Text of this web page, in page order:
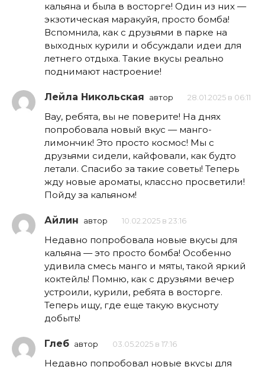
кальяна и была в восторге! Один из них —
экзотическая маракуйя, просто бомба!
Вспомнила, как с друзьями в парке на
выходных курили и обсуждали идеи для
летнего отдыха. Такие вкусы реально
поднимают настроение!
Лейла Никольская автор 28.01.2025 в 06:11
Вау, ребята, вы не поверите! На днях
попробовала новый вкус — манго-
лимончик! Это просто космос! Мы с
друзьями сидели, кайфовали, как будто
летали. Спасибо за такие советы! Теперь
жду новые ароматы, классно просветили!
Пойду за кальяном!
Айлин автор 10.02.2025 в 23:16
Недавно попробовала новые вкусы для
кальяна — это просто бомба! Особенно
удивила смесь манго и мяты, такой яркий
коктейль! Помню, как с друзьями вечер
устроили, курили, ребята в восторге.
Теперь ищу, где еще такую вкусноту
добыть!
Глеб автор 03.05.2025 в 17:16
Недавно попробовал новые вкусы для